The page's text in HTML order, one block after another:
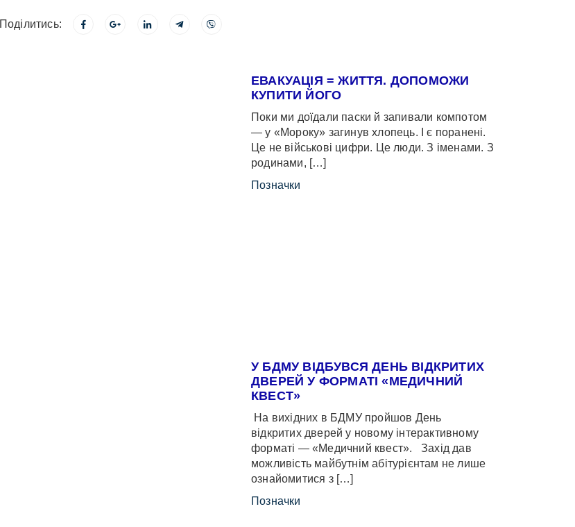
Поділитись:
ЕВАКУАЦІЯ = ЖИТТЯ. ДОПОМОЖИ
КУПИТИ ЙОГО
Поки ми доїдали паски й запивали компотом
— у «Мороку» загинув хлопець. І є поранені.
Це не військові цифри. Це люди. З іменами. З
родинами, […]
Позначки
У БДМУ ВІДБУВСЯ ДЕНЬ ВІДКРИТИХ
ДВЕРЕЙ У ФОРМАТІ «МЕДИЧНИЙ
КВЕСТ»
На вихідних в БДМУ пройшов День
відкритих дверей у новому інтерактивному
форматі — «Медичний квест». Захід дав
можливість майбутнім абітурієнтам не лише
ознайомитися з […]
Позначки